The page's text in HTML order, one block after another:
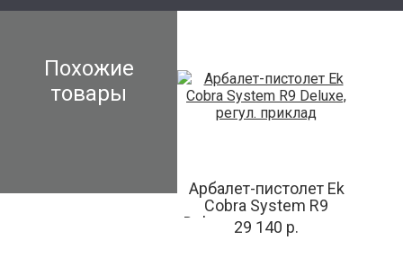
Похожие
товары
Арбалет-пистолет Ek
Cobra System R9
Deluxe, регул. приклад
29 140 р.